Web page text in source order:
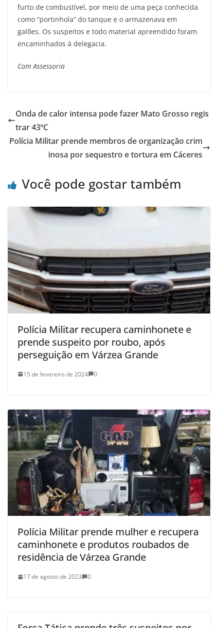
furto de combustível, por meio de uma peça conhecida
como “portinhola” do tanque e o armazenava em
galões. Os suspeitos e todo material apreendido foram
encaminhados à delegacia.
Com Assessoria
Onda de calor intensa pode fazer Mato Grosso regis
trar 43ºC
Polícia Militar prende membros de organização crim
inosa por sequestro e tortura em Cáceres
Você pode gostar também
Polícia Militar recupera caminhonete e
prende suspeito por roubo, após
perseguição em Várzea Grande
15 de fevereiro de 2024 0
Polícia Militar prende mulher e recupera
caminhonete e produtos roubados de
residência de Várzea Grande
17 de agosto de 2023 0